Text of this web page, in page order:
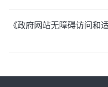
《政府网站无障碍访问和